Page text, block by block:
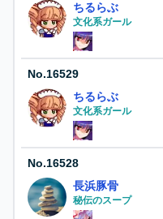
ちるらぶ
文化系ガール
No.16529
ちるらぶ
文化系ガール
No.16528
長浜豚骨
秘伝のスープ